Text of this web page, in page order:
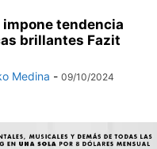
tendencia
brillantes Fazit
Medina - 09/10/2024